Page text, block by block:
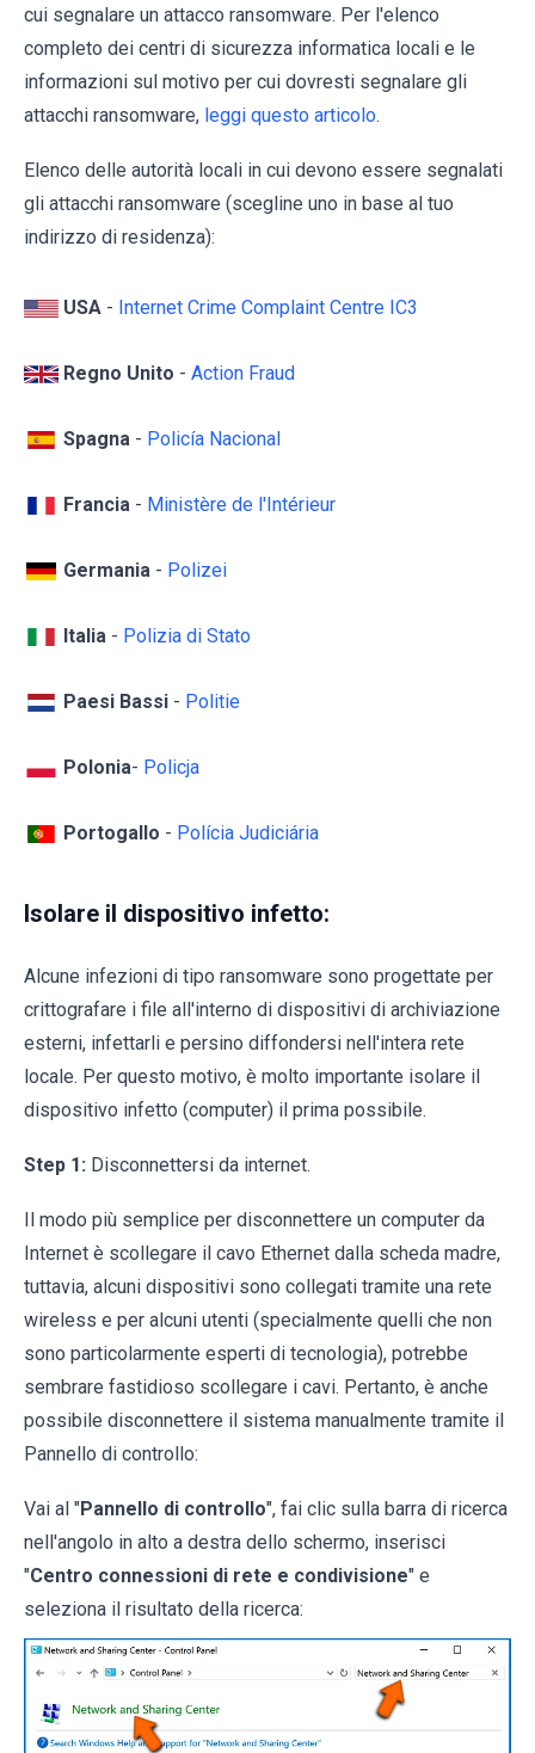
cui segnalare un attacco ransomware. Per l'elenco
completo dei centri di sicurezza informatica locali e le
informazioni sul motivo per cui dovresti segnalare gli
attacchi ransomware, leggi questo articolo.
Elenco delle autorità locali in cui devono essere segnalati
gli attacchi ransomware (scegline uno in base al tuo
indirizzo di residenza):
USA - Internet Crime Complaint Centre IC3
Regno Unito - Action Fraud
Spagna - Policía Nacional
Francia - Ministère de l'Intérieur
Germania - Polizei
Italia - Polizia di Stato
Paesi Bassi - Politie
Polonia- Policja
Portogallo - Polícia Judiciária
Isolare il dispositivo infetto:
Alcune infezioni di tipo ransomware sono progettate per
crittografare i file all'interno di dispositivi di archiviazione
esterni, infettarli e persino diffondersi nell'intera rete
locale. Per questo motivo, è molto importante isolare il
dispositivo infetto (computer) il prima possibile.
Step 1: Disconnettersi da internet.
Il modo più semplice per disconnettere un computer da
Internet è scollegare il cavo Ethernet dalla scheda madre,
tuttavia, alcuni dispositivi sono collegati tramite una rete
wireless e per alcuni utenti (specialmente quelli che non
sono particolarmente esperti di tecnologia), potrebbe
sembrare fastidioso scollegare i cavi. Pertanto, è anche
possibile disconnettere il sistema manualmente tramite il
Pannello di controllo:
Vai al "Pannello di controllo", fai clic sulla barra di ricerca
nell'angolo in alto a destra dello schermo, inserisci
"Centro connessioni di rete e condivisione" e
seleziona il risultato della ricerca: